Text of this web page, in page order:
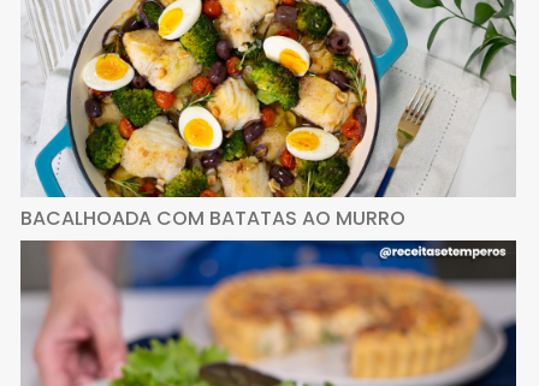
BACALHOADA COM BATATAS AO MURRO